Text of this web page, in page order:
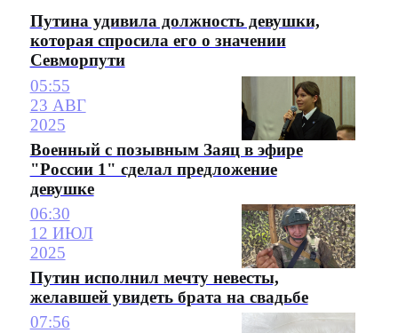
Путина удивила должность девушки,
которая спросила его о значении
Севморпути
05:55
23 АВГ
2025
Военный с позывным Заяц в эфире
"России 1" сделал предложение
девушке
06:30
12 ИЮЛ
2025
Путин исполнил мечту невесты,
желавшей увидеть брата на свадьбе
07:56